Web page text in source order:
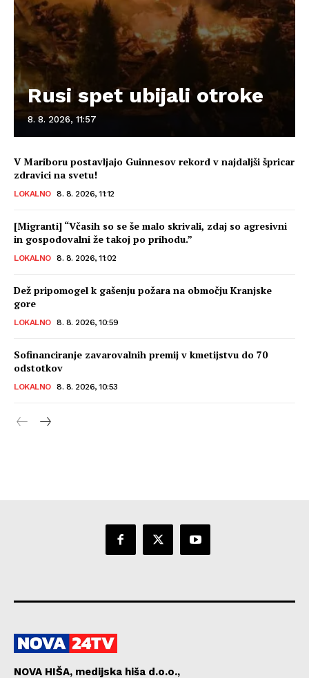
Rusi spet ubijali otroke
8. 8. 2026, 11:57
V Mariboru postavljajo Guinnesov rekord v najdaljši špricar
zdravici na svetu!
LOKALNO 8. 8. 2026, 11:12
[Migranti] “Včasih so se še malo skrivali, zdaj so agresivni
in gospodovalni že takoj po prihodu.”
LOKALNO 8. 8. 2026, 11:02
Dež pripomogel k gašenju požara na območju Kranjske
gore
LOKALNO 8. 8. 2026, 10:59
Sofinanciranje zavarovalnih premij v kmetijstvu do 70
odstotkov
LOKALNO 8. 8. 2026, 10:53
NOVA HIŠA, medijska hiša d.o.o.,